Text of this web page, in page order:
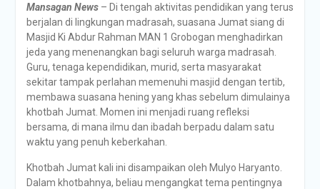
Mansagan News– Di tengah aktivitas pendidikan yang terus
berjalan di lingkungan madrasah, suasana Jumat siang di
Masjid Ki Abdur Rahman MAN 1 Grobogan menghadirkan
jeda yang menenangkan bagi seluruh warga madrasah.
Guru, tenaga kependidikan, murid, serta masyarakat
sekitar tampak perlahan memenuhi masjid dengan tertib,
membawa suasana hening yang khas sebelum dimulainya
khotbah Jumat. Momen ini menjadi ruang refleksi
bersama, di mana ilmu dan ibadah berpadu dalam satu
waktu yang penuh keberkahan.
Khotbah Jumat kali ini disampaikan oleh Mulyo Haryanto.
Dalam khotbahnya, beliau mengangkat tema pentingnya